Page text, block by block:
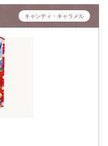
キャンディ・キャラメル